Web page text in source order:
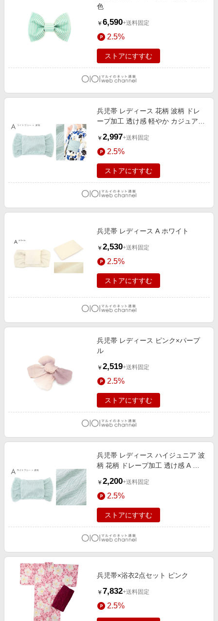
色
￥ 6,590+送料固定
2.5%
ストアにすすむ
兵児帯 レディース 花柄 波柄 ドレ
ープ加工 透け感 軽やか カジュアル
￥ 2,997+送料固定
2.5%
ストアにすすむ
兵児帯 レディース A ホワイト
￥ 2,530+送料固定
2.5%
ストアにすすむ
兵児帯 レディース ピンク×パープ
ル
￥ 2,519+送料固定
2.5%
ストアにすすむ
兵児帯 レディース ハイジュニア 波
柄 花柄 ドレープ加工 透け感 A ラ
￥ 2,200+送料固定
2.5%
ストアにすすむ
兵児帯×浴衣2点セット ピンク
￥ 7,832+送料固定
2.5%